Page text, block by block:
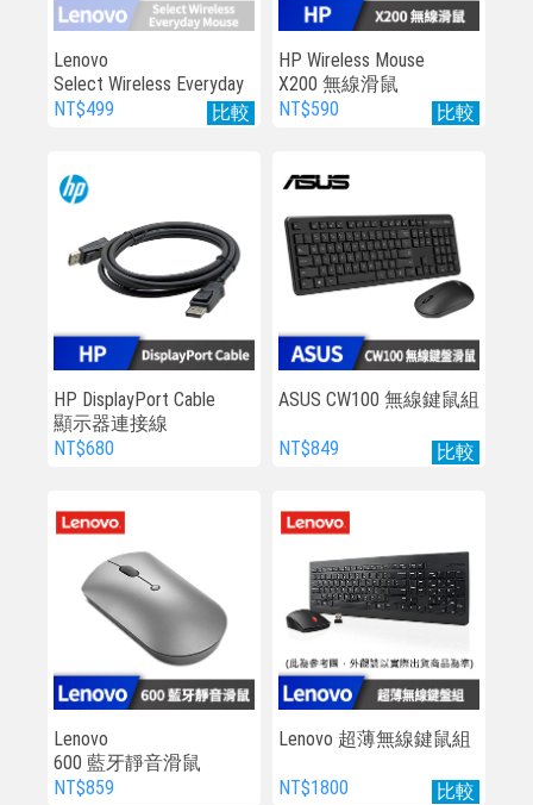
比較
Lenovo
Select Wireless Everyday
Mouse
NT$499 比較
HP Wireless Mouse
X200 無線滑鼠
NT$590
HP DisplayPort Cable
顯示器連接線
NT$680
比較
ASUS CW100 無線鍵鼠組
NT$849
Lenovo
600 藍牙靜音滑鼠
NT$859
比較
Lenovo 超薄無線鍵鼠組
NT$1800